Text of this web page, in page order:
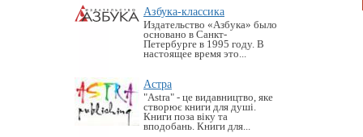
Азбука-классика
Издательство «Азбука» было
основано в Санкт-
Петербурге в 1995 году. В
настоящее время это...
Астра
"Astra" - це видавництво, яке
створює книги для душі.
Книги поза віку та
вподобань. Книги для...